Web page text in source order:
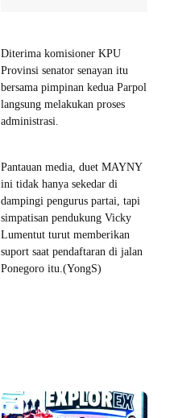
Diterima komisioner KPU
Provinsi senator senayan itu
bersama pimpinan kedua Parpol
langsung melakukan proses
administrasi.
Pantauan media, duet MAYNY
ini tidak hanya sekedar di
dampingi pengurus partai, tapi
simpatisan pendukung Vicky
Lumentut turut memberikan
suport saat pendaftaran di jalan
Ponegoro itu.(YongS)